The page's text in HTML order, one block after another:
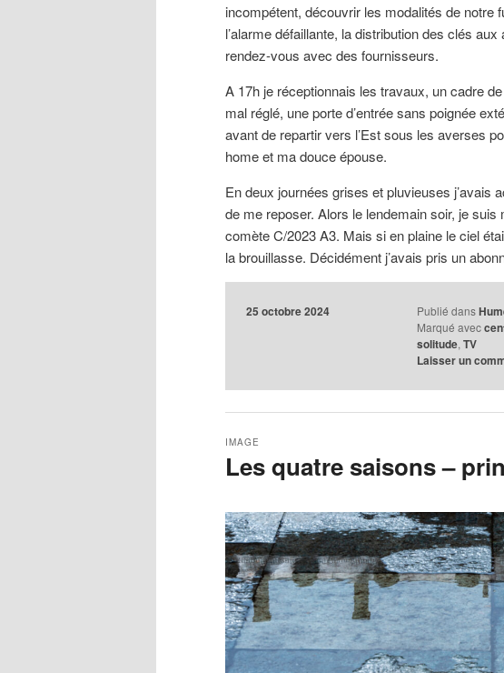
incompétent, découvrir les modalités de notre
l’alarme défaillante, la distribution des clés
rendez-vous avec des fournisseurs.
A 17h je réceptionnais les travaux, un cadre
mal réglé, une porte d’entrée sans poignée
avant de repartir vers l’Est sous les averses
home et ma douce épouse.
En deux journées grises et pluvieuses j’avais
de me reposer. Alors le lendemain soir, je
comète C/2023 A3. Mais si en plaine le ciel
la brouillasse. Décidément j’avais pris un
25 octobre 2024 Publié dans
Marqué avec
solitude,TV
Laisser un
Les quatre saisons –
IMAGE